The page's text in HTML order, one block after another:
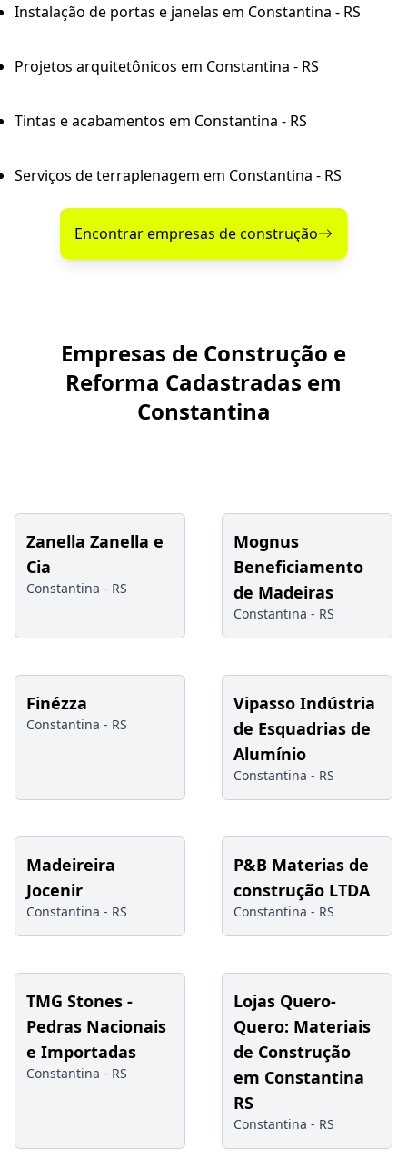
Instalação de portas e janelas em Constantina - RS
Projetos arquitetônicos em Constantina - RS
Tintas e acabamentos em Constantina - RS
Serviços de terraplenagem em Constantina - RS
Encontrar empresas de construção
Empresas de Construção e
Reforma Cadastradas em
Constantina
Zanella Zanella e
Cia
Constantina - RS
Mognus
Beneficiamento
de Madeiras
Constantina - RS
Finézza
Constantina - RS
Vipasso Indústria
de Esquadrias de
Alumínio
Constantina - RS
Madeireira
Jocenir
Constantina - RS
P&B Materias de
construção LTDA
Constantina - RS
TMG Stones -
Pedras Nacionais
e Importadas
Constantina - RS
Lojas Quero-
Quero: Materiais
de Construção
em Constantina
RS
Constantina - RS